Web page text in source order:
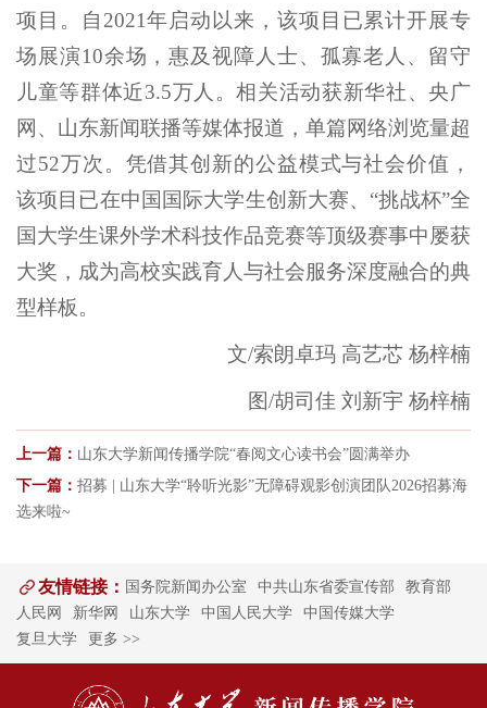
项目。自2021年启动以来，该项目已累计开展专
场展演10余场，惠及视障人士、孤寡老人、留守
儿童等群体近3.5万人。相关活动获新华社、央广
网、山东新闻联播等媒体报道，单篇网络浏览量超
过52万次。凭借其创新的公益模式与社会价值，
该项目已在中国国际大学生创新大赛、“挑战杯”全
国大学生课外学术科技作品竞赛等顶级赛事中屡获
大奖，成为高校实践育人与社会服务深度融合的典
型样板。
文/索朗卓玛 高艺芯 杨梓楠
图/胡司佳 刘新宇 杨梓楠
上一篇： 山东大学新闻传播学院“春阅文心读书会”圆满举办
下一篇： 招募 | 山东大学“聆听光影”无障碍观影创演团队2026招募海
选来啦~
友情链接： 国务院新闻办公室 中共山东省委宣传部
教育部
人民网
新华网 山东大学 中国人民大学
中国传媒大学
复旦大学
更多 >>